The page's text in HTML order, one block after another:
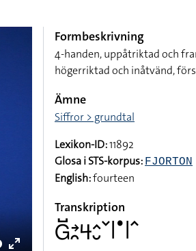
Formbeskrivning
4-handen, uppåtriktad och
högerriktad och inåtvänd,
Ämne
Siffror > grundtal
Lexikon-ID:11892
Glosa i STS-korpus: FJORTON
English:fourteen
Transkription
􌤦􌤹􌥔􌥘􌦪􌤵􌤷􌥧􌥼􌤟􌥼􌥦